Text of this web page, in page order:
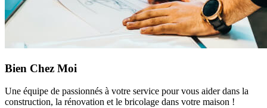
Bien Chez Moi
Une équipe de passionnés à votre service pour vous aider dans la
construction, la rénovation et le bricolage dans votre maison !